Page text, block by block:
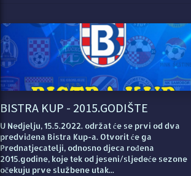
BISTRA KUP - 2015.GODIŠTE
U Nedjelju, 15.5.2022. održat će se prvi od dva
predviđena Bistra Kup-a. Otvorit će ga
Prednatjecatelji, odnosno djeca rođena
2015.godine, koje tek od jeseni/sljedeće sezone
očekuju prve službene utak...